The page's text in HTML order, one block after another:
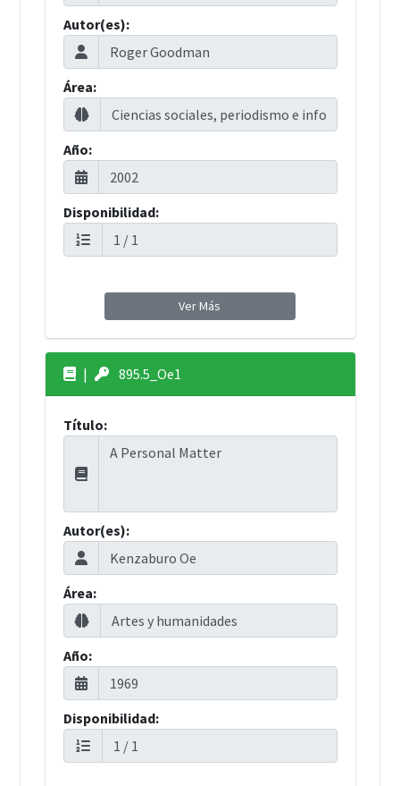
Autor(es):
Área:
Año:
Disponibilidad:
Ver Más
| 895.5_Oe1
Título:
Autor(es):
Área:
Año:
Disponibilidad: